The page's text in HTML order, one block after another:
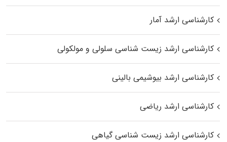
کارشناسی ارشد آمار
کارشناسی ارشد زیست شناسی سلولی و مولکولی
کارشناسی ارشد بیوشیمی بالینی
کارشناسی ارشد ریاضی
کارشناسی ارشد زیست‌ شناسی گیاهی